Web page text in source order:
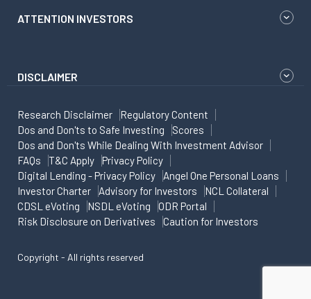
ATTENTION INVESTORS
DISCLAIMER
Research Disclaimer
Regulatory Content
Dos and Don'ts to Safe Investing
Scores
Dos and Don'ts While Dealing With Investment Advisor
FAQs
T&C Apply
Privacy Policy
Digital Lending - Privacy Policy
Angel One Personal Loans
Investor Charter
Advisory for Investors
NCL Collateral
CDSL eVoting
NSDL eVoting
ODR Portal
Risk Disclosure on Derivatives
Caution for Investors
Copyright - All rights reserved